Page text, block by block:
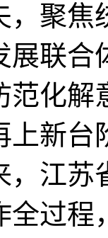
，聚
展联
范化解
上新台
江苏
全过程